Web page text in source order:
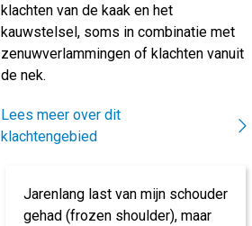
klachten van de kaak en het
kauwstelsel, soms in combinatie met
zenuwverlammingen of klachten vanuit
de nek.
Lees meer over dit
klachtengebied
Jarenlang last van mijn schouder
gehad (frozen shoulder), maar